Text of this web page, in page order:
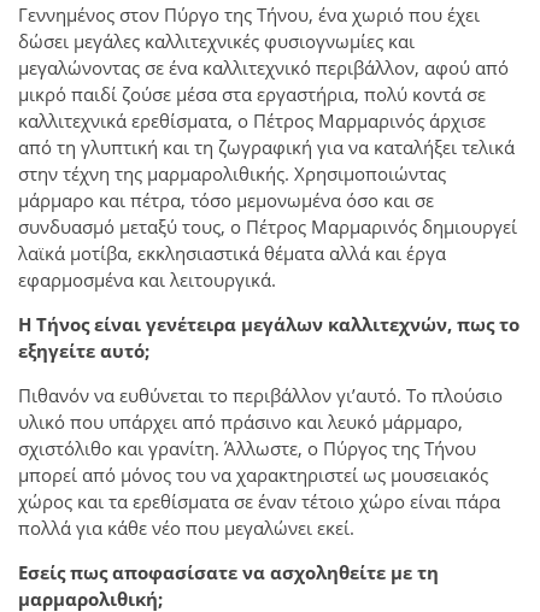
Γεννημένος στον Πύργο της Τήνου, ένα χωριό που έχει
δώσει μεγάλες καλλιτεχνικές φυσιογνωμίες και
μεγαλώνοντας σε ένα καλλιτεχνικό περιβάλλον, αφού από
μικρό παιδί ζούσε μέσα στα εργαστήρια, πολύ κοντά σε
καλλιτεχνικά ερεθίσματα, ο Πέτρος Μαρμαρινός άρχισε
από τη γλυπτική και τη ζωγραφική για να καταλήξει τελικά
στην τέχνη της μαρμαρολιθικής. Χρησιμοποιώντας
μάρμαρο και πέτρα, τόσο μεμονωμένα όσο και σε
συνδυασμό μεταξύ τους, ο Πέτρος Μαρμαρινός δημιουργεί
λαϊκά μοτίβα, εκκλησιαστικά θέματα αλλά και έργα
εφαρμοσμένα και λειτουργικά.
Η Τήνος είναι γενέτειρα μεγάλων καλλιτεχνών, πως το
εξηγείτε αυτό;
Πιθανόν να ευθύνεται το περιβάλλον γι’αυτό. Το πλούσιο
υλικό που υπάρχει από πράσινο και λευκό μάρμαρο,
σχιστόλιθο και γρανίτη. Άλλωστε, ο Πύργος της Τήνου
μπορεί από μόνος του να χαρακτηριστεί ως μουσειακός
χώρος και τα ερεθίσματα σε έναν τέτοιο χώρο είναι πάρα
πολλά για κάθε νέο που μεγαλώνει εκεί.
Εσείς πως αποφασίσατε να ασχοληθείτε με τη
μαρμαρολιθική;